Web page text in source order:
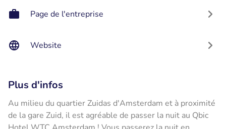
Page de l'entreprise
Website
Plus d'infos
Au milieu du quartier Zuidas d'Amsterdam et à proximité
de la gare Zuid, il est agréable de passer la nuit au Qbic